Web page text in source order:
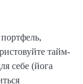
портфель,
тайм-
себе (йога